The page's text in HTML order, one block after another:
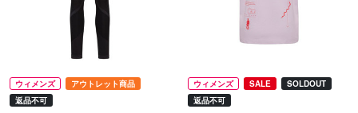
ウィメンズ
アウトレット商品
返品不可
ウィメンズ SALE
SOLDOUT
返品不可